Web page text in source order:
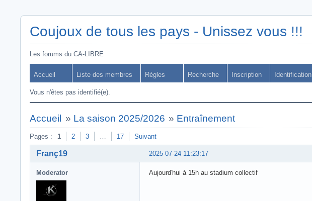
Coujoux de tous les pays - Unissez vous !!!
Les forums du CA-LIBRE
Accueil Liste des membres Règles Recherche Inscription Identification
Vous n'êtes pas identifié(e).
Accueil » La saison 2025/2026 » Entraînement
Pages : 1 2 3 … 17 Suivant
2025-07-24 11:23:17
Franç19
Moderator Aujourd'hui à 15h au stadium collectif